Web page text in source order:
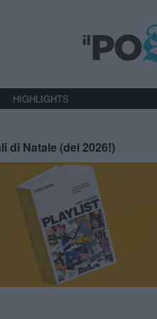
HIGHLIGHTS
di Natale (del 2026!)